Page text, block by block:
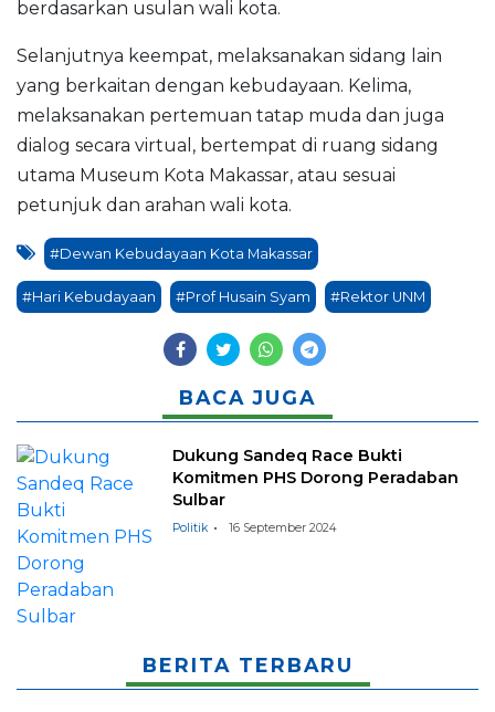
berdasarkan usulan wali kota.
Selanjutnya keempat, melaksanakan sidang lain
yang berkaitan dengan kebudayaan. Kelima,
melaksanakan pertemuan tatap muda dan juga
dialog secara virtual, bertempat di ruang sidang
utama Museum Kota Makassar, atau sesuai
petunjuk dan arahan wali kota.
#Dewan Kebudayaan Kota Makassar
#Hari Kebudayaan #Prof Husain Syam #Rektor UNM
BACA JUGA
Dukung Sandeq Race Bukti
Komitmen PHS Dorong Peradaban
Sulbar
Politik 16 September 2024
BERITA TERBARU